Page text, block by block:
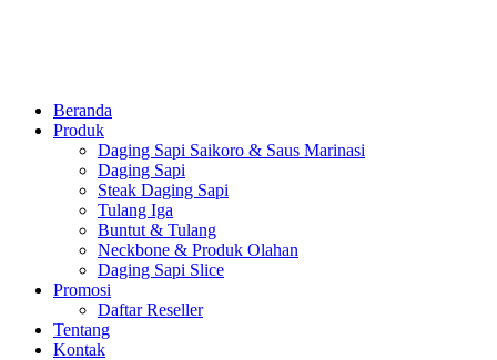
Beranda
Produk
Daging Sapi Saikoro & Saus Marinasi
Daging Sapi
Steak Daging Sapi
Tulang Iga
Buntut & Tulang
Neckbone & Produk Olahan
Daging Sapi Slice
Promosi
Daftar Reseller
Tentang
Kontak